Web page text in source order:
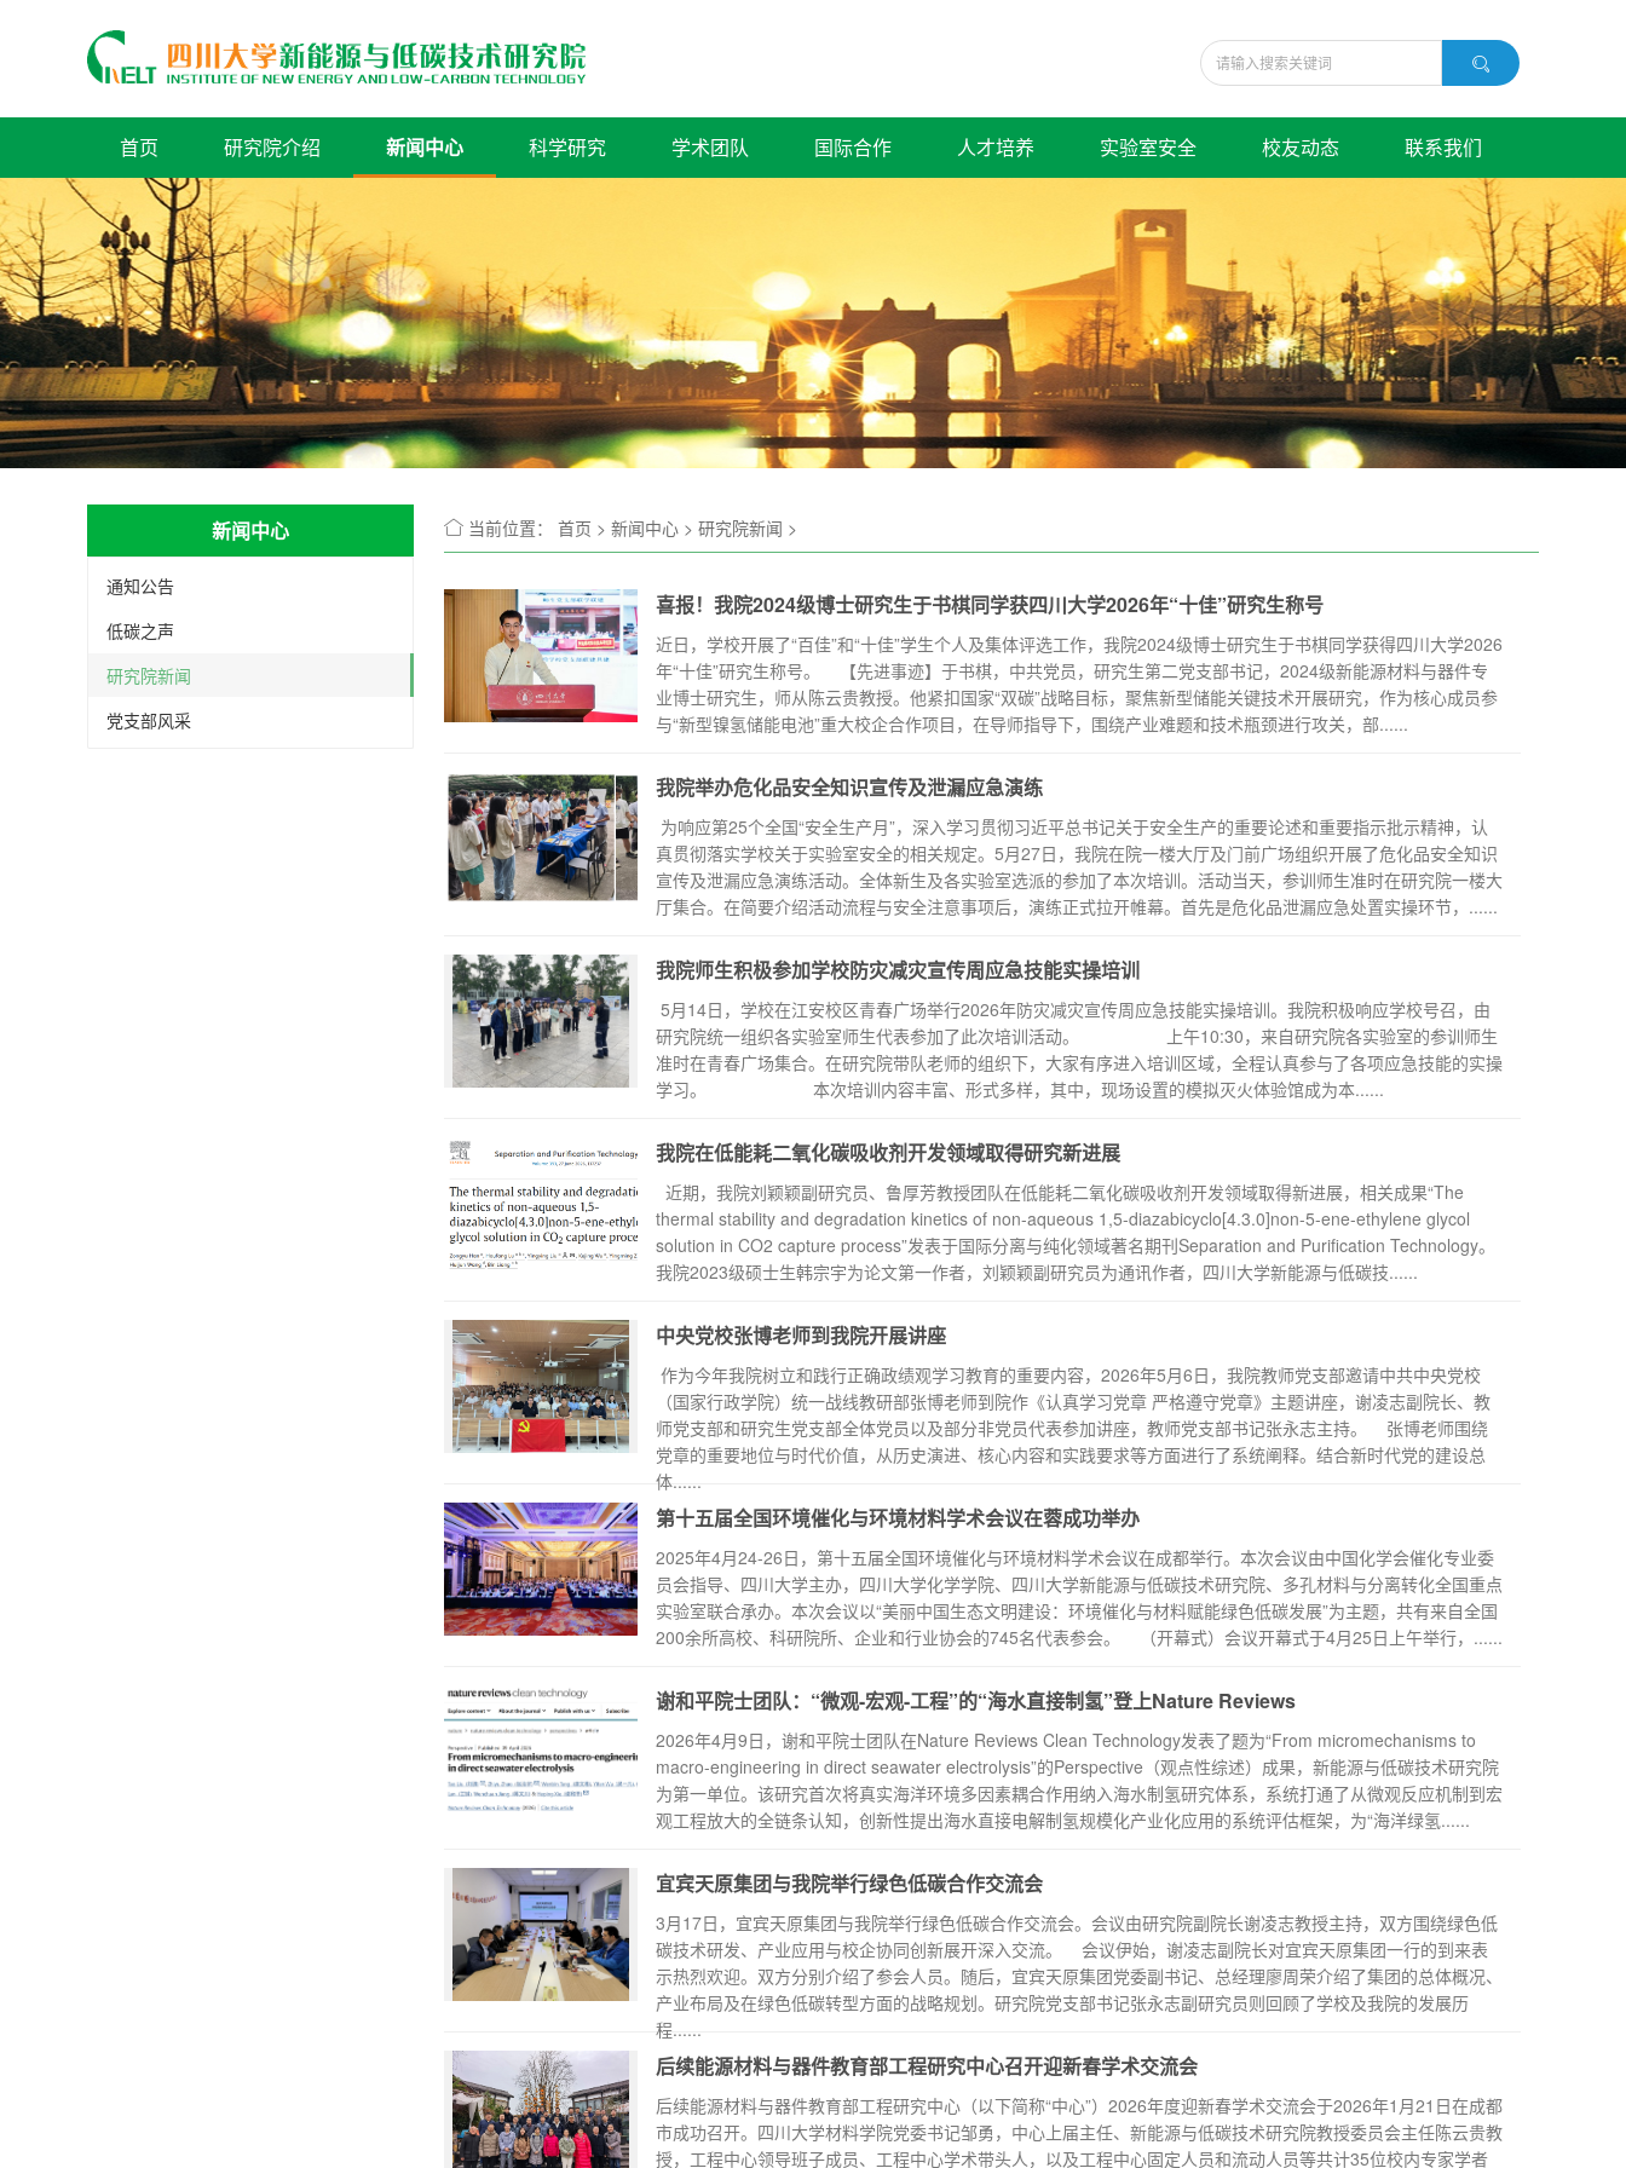
首页 研究院介绍 新闻中心 科学研究 学术团队 国际合作 人才培养 实验室安全 校友动态 联系我们
新闻中心
通知公告
低碳之声
研究院新闻
党支部风采
当前位置： 首页 > 新闻中心 > 研究院新闻 >
喜报！我院2024级博士研究生于书棋同学获四川大学2026年“十佳”研究生称号
近日，学校开展了“百佳”和“十佳”学生个人及集体评选工作，我院2024级博士研究生于书棋同学获得四川大学2026
年“十佳”研究生称号。 【先进事迹】于书棋，中共党员，研究生第二党支部书记，2024级新能源材料与器件专
业博士研究生，师从陈云贵教授。他紧扣国家“双碳”战略目标，聚焦新型储能关键技术开展研究，作为核心成员参
与“新型镍氢储能电池”重大校企合作项目，在导师指导下，围绕产业难题和技术瓶颈进行攻关，部......
我院举办危化品安全知识宣传及泄漏应急演练
为响应第25个全国“安全生产月”，深入学习贯彻习近平总书记关于安全生产的重要论述和重要指示批示精神，认
真贯彻落实学校关于实验室安全的相关规定。5月27日，我院在院一楼大厅及门前广场组织开展了危化品安全知识
宣传及泄漏应急演练活动。全体新生及各实验室选派的参加了本次培训。活动当天，参训师生准时在研究院一楼大
厅集合。在简要介绍活动流程与安全注意事项后，演练正式拉开帷幕。首先是危化品泄漏应急处置实操环节，......
我院师生积极参加学校防灾减灾宣传周应急技能实操培训
5月14日，学校在江安校区青春广场举行2026年防灾减灾宣传周应急技能实操培训。我院积极响应学校号召，由
研究院统一组织各实验室师生代表参加了此次培训活动。 上午10:30，来自研究院各实验室的参训师生
准时在青春广场集合。在研究院带队老师的组织下，大家有序进入培训区域，全程认真参与了各项应急技能的实操
学习。 本次培训内容丰富、形式多样，其中，现场设置的模拟灭火体验馆成为本......
我院在低能耗二氧化碳吸收剂开发领域取得研究新进展
近期，我院刘颖颖副研究员、鲁厚芳教授团队在低能耗二氧化碳吸收剂开发领域取得新进展，相关成果“The
thermal stability and degradation kinetics of non-aqueous 1,5-diazabicyclo[4.3.0]non-5-ene-ethylene glycol
solution in CO2 capture process”发表于国际分离与纯化领域著名期刊Separation and Purification Technology。
我院2023级硕士生韩宗宇为论文第一作者，刘颖颖副研究员为通讯作者，四川大学新能源与低碳技......
中央党校张博老师到我院开展讲座
作为今年我院树立和践行正确政绩观学习教育的重要内容，2026年5月6日，我院教师党支部邀请中共中央党校
（国家行政学院）统一战线教研部张博老师到院作《认真学习党章 严格遵守党章》主题讲座，谢凌志副院长、教
师党支部和研究生党支部全体党员以及部分非党员代表参加讲座，教师党支部书记张永志主持。 张博老师围绕
党章的重要地位与时代价值，从历史演进、核心内容和实践要求等方面进行了系统阐释。结合新时代党的建设总
体......
第十五届全国环境催化与环境材料学术会议在蓉成功举办
2025年4月24-26日，第十五届全国环境催化与环境材料学术会议在成都举行。本次会议由中国化学会催化专业委
员会指导、四川大学主办，四川大学化学学院、四川大学新能源与低碳技术研究院、多孔材料与分离转化全国重点
实验室联合承办。本次会议以“美丽中国生态文明建设：环境催化与材料赋能绿色低碳发展”为主题，共有来自全国
200余所高校、科研院所、企业和行业协会的745名代表参会。 （开幕式）会议开幕式于4月25日上午举行，......
谢和平院士团队：“微观-宏观-工程”的“海水直接制氢”登上Nature Reviews
2026年4月9日，谢和平院士团队在Nature Reviews Clean Technology发表了题为“From micromechanisms to
macro-engineering in direct seawater electrolysis”的Perspective（观点性综述）成果，新能源与低碳技术研究院
为第一单位。该研究首次将真实海洋环境多因素耦合作用纳入海水制氢研究体系，系统打通了从微观反应机制到宏
观工程放大的全链条认知，创新性提出海水直接电解制氢规模化产业化应用的系统评估框架，为“海洋绿氢......
宜宾天原集团与我院举行绿色低碳合作交流会
3月17日，宜宾天原集团与我院举行绿色低碳合作交流会。会议由研究院副院长谢凌志教授主持，双方围绕绿色低
碳技术研发、产业应用与校企协同创新展开深入交流。 会议伊始，谢凌志副院长对宜宾天原集团一行的到来表
示热烈欢迎。双方分别介绍了参会人员。随后，宜宾天原集团党委副书记、总经理廖周荣介绍了集团的总体概况、
产业布局及在绿色低碳转型方面的战略规划。研究院党支部书记张永志副研究员则回顾了学校及我院的发展历
程......
后续能源材料与器件教育部工程研究中心召开迎新春学术交流会
后续能源材料与器件教育部工程研究中心（以下简称“中心”）2026年度迎新春学术交流会于2026年1月21日在成都
市成功召开。四川大学材料学院党委书记邹勇，中心上届主任、新能源与低碳技术研究院教授委员会主任陈云贵教
授，工程中心领导班子成员、工程中心学术带头人，以及工程中心固定人员和流动人员等共计35位校内专家学者